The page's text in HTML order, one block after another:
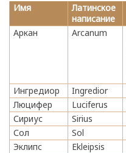
Имя
Латинское
написание
Аркан Arcanum
Ингредиор
Ingredior
Люцифер
Luciferus
Сириус
Sirius
Сол
Sol
Эклипс
Ekleipsis